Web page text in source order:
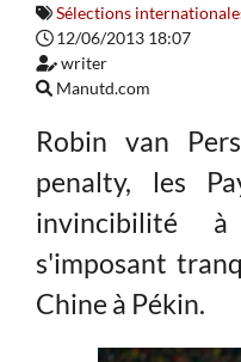
Sélections
12/06/2013 18:07
writer
Manutd.com
Robin van
penalty, les
invincibilité
s'imposant
Chine à Pékin.